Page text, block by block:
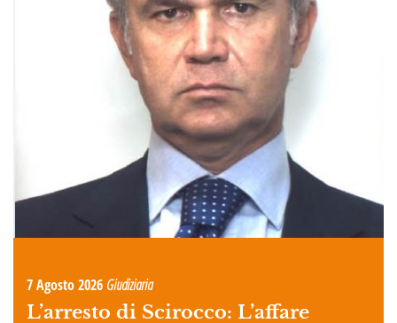
7 Agosto 2026 Giudiziaria
L’arresto di Scirocco: L’affare